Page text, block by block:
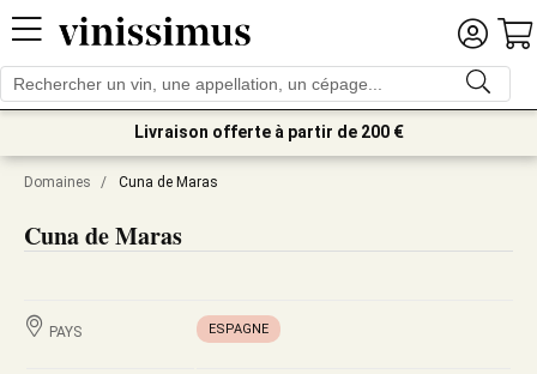
Livraison offerte à partir de 200 €
Domaines / Cuna de Maras
Cuna de Maras
PAYS ESPAGNE